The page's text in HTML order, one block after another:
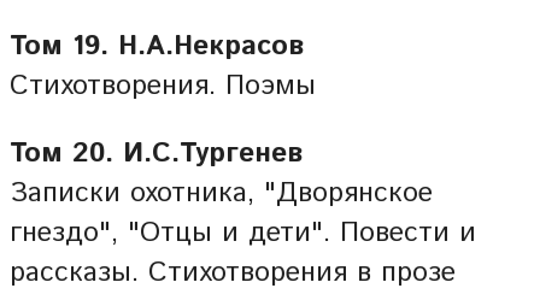
Том 19. Н.А.Некрасов
Стихотворения. Поэмы
Том 20. И.С.Тургенев
Записки охотника, "Дворянское
гнездо", "Отцы и дети". Повести и
рассказы. Стихотворения в прозе